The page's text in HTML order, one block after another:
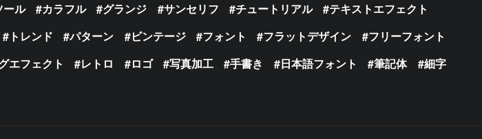
ール カラフル グランジ サンセリフ チュートリアル
テキストエフェクト
トレンド パターン ビンテージ フォント フラットデザイン
フリーフォント
エフェクト レトロ ロゴ 写真加工 手書き 日本語フォント 筆記体
細字